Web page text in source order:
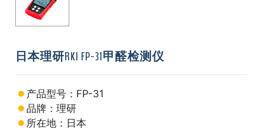
日本理研RKI FP-31甲醛检测仪
产品型号：FP-31
品牌：理研
所在地：日本